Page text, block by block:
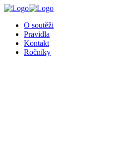
O soutěži
Pravidla
Kontakt
Ročníky